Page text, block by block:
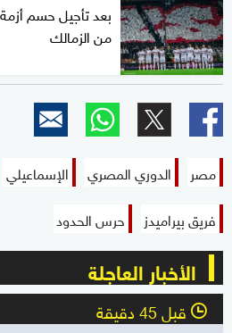
بعد تأجيل حسم
من الزمالك
مصر الدوري المصري الإسماعيلي
فريق بيراميدز
حرس الحدود
الأخبار العاجلة
l قبل 45 دقيقة